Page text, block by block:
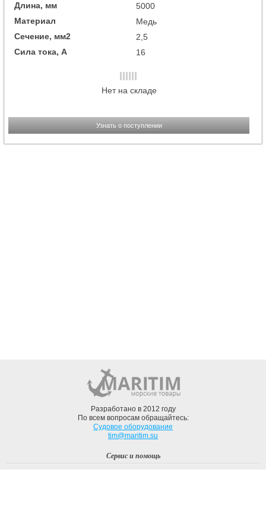
Длина, мм
5000
Материал
Медь
Сечение, мм2
2,5
Сила тока, А
16
Нет на складе
Узнать о поступлении
Разработано в 2012 году
По всем вопросам обращайтесь:
Судовое оборудование
tim@maritim.su
Сервис и помощь